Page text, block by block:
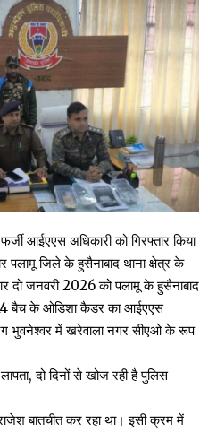
आईएएस अधिकारी को गिरफ्तार किया
पलामू जिले के हुसैनाबाद थाना क्षेत्र के
दो जनवरी 2026 को पलामू के हुसैनाबाद
बैच के ओडिशा कैडर का आईएएस
भुवनेश्वर में खरेवाला नगर सीएओ के रूप
दो दिनों से खोज रही है पुलिस
बातचीत कर रहा था। इसी क्रम में